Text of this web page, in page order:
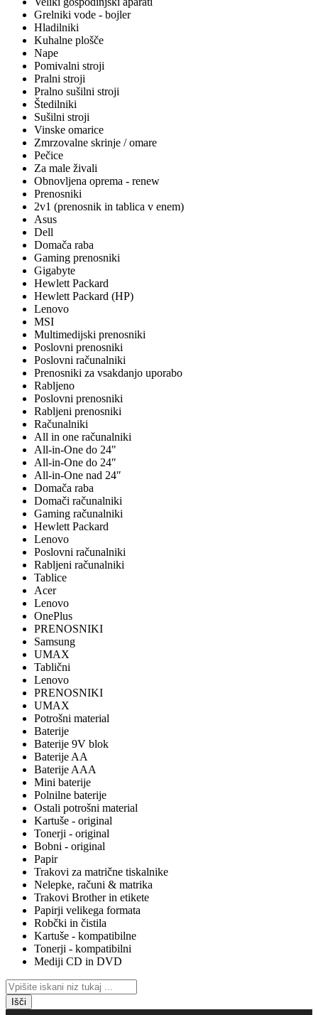
Grelniki vode - bojler
Hladilniki
Kuhalne plošče
Nape
Pomivalni stroji
Pralni stroji
Pralno sušilni stroji
Štedilniki
Sušilni stroji
Vinske omarice
Zmrzovalne skrinje / omare
Pečice
Za male živali
Obnovljena oprema - renew
Prenosniki
2v1 (prenosnik in tablica v enem)
Asus
Dell
Domača raba
Gaming prenosniki
Gigabyte
Hewlett Packard
Hewlett Packard (HP)
Lenovo
MSI
Multimedijski prenosniki
Poslovni prenosniki
Poslovni računalniki
Prenosniki za vsakdanjo uporabo
Rabljeno
Poslovni prenosniki
Rabljeni prenosniki
Računalniki
All in one računalniki
All-in-One do 24"
All-in-One do 24″
All-in-One nad 24″
Domača raba
Domači računalniki
Gaming računalniki
Hewlett Packard
Lenovo
Poslovni računalniki
Rabljeni računalniki
Tablice
Acer
Lenovo
OnePlus
PRENOSNIKI
Samsung
UMAX
Tablični
Lenovo
PRENOSNIKI
UMAX
Potrošni material
Baterije
Baterije 9V blok
Baterije AA
Baterije AAA
Mini baterije
Polnilne baterije
Ostali potrošni material
Kartuše - original
Tonerji - original
Bobni - original
Papir
Trakovi za matrične tiskalnike
Nelepke, računi & matrika
Trakovi Brother in etikete
Papirji velikega formata
Robčki in čistila
Kartuše - kompatibilne
Tonerji - kompatibilni
Mediji CD in DVD
Išči